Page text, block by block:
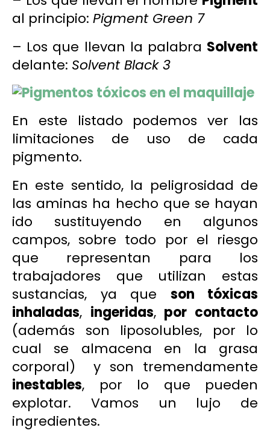
al principio: Pigment Green 7
– Los que llevan la palabra Solvent
delante: Solvent Black 3
En este listado podemos ver las
limitaciones de uso de cada
pigmento.
En este sentido, la peligrosidad de
las aminas ha hecho que se hayan
ido sustituyendo en algunos
campos, sobre todo por el riesgo
que representan para los
trabajadores que utilizan estas
sustancias, ya que son tóxicas
inhaladas, ingeridas, por contacto
(además son liposolubles, por lo
cual se almacena en la grasa
corporal) y son tremendamente
inestables, por lo que pueden
explotar. Vamos un lujo de
ingredientes.